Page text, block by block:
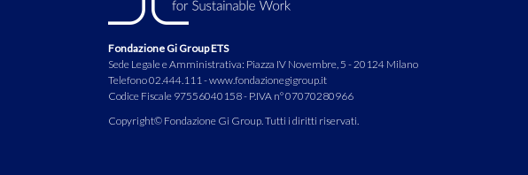
Fondazione Gi Group ETS
Sede Legale e Amministrativa: Piazza IV Novembre, 5 - 20124 Milano
Telefono 02.444.111 - www.fondazionegigroup.it
Codice Fiscale 97556040158 - P.IVA n° 07070280966
Copyright© Fondazione Gi Group. Tutti i diritti riservati.